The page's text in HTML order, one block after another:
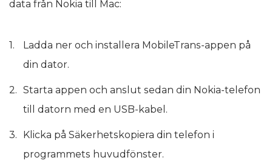
data från Nokia till Mac:
Ladda ner och installera MobileTrans-appen på
din dator.
Starta appen och anslut sedan din Nokia-telefon
till datorn med en USB-kabel.
Klicka på Säkerhetskopiera din telefon i
programmets huvudfönster.